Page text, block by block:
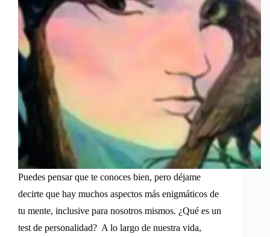
Puedes pensar que te conoces bien, pero déjame
decirte que hay muchos aspectos más enigmáticos de
tu mente, inclusive para nosotros mismos. ¿Qué es un
test de personalidad? A lo largo de nuestra vida,